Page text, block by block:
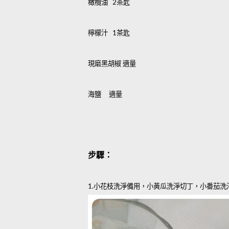
橄欖油 2茶匙
檸檬汁 1茶匙
現磨黑胡椒適量
海鹽 適量
步驟：
1.小花枝洗淨備用，小黃瓜洗淨切丁，小番茄洗